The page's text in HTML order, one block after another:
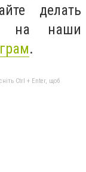
делать
на наши
.
Ctrl + Enter, щоб